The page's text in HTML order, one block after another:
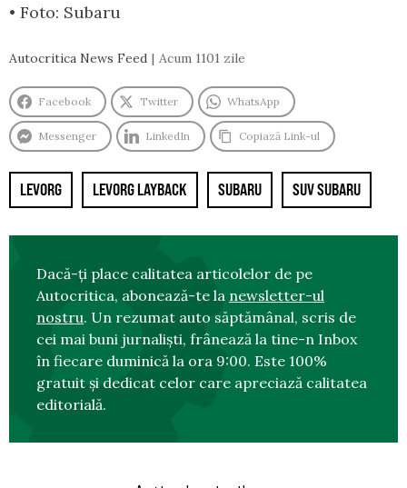
• Foto: Subaru
Autocritica News Feed Acum 1101 zile
Facebook Twitter WhatsApp
Messenger LinkedIn Copiază Link-ul
LEVORG LEVORG LAYBACK SUBARU SUV SUBARU
Dacă-ți place calitatea articolelor de pe
Autocritica, abonează-te la newsletter-ul
nostru. Un rezumat auto săptămânal, scris de
cei mai buni jurnaliști, frânează la tine-n Inbox
în fiecare duminică la ora 9:00. Este 100%
gratuit și dedicat celor care apreciază calitatea
editorială.